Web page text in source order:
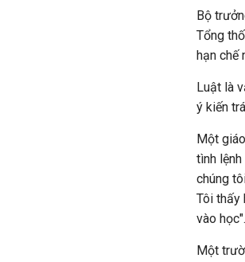
Bộ
Tổng
hạn chế
Luật là
ý kiến
Một
tình
chúng
Tôi thấy
vào học".
Một